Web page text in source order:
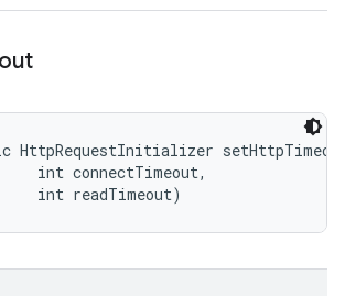
HttpRequestInitializer
int connectTimeout,
int readTimeout)